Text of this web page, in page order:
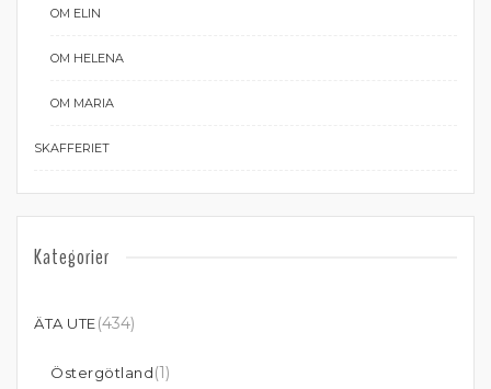
OM ELIN
OM HELENA
OM MARIA
SKAFFERIET
Kategorier
ÄTA UTE(434)
Östergötland(1)